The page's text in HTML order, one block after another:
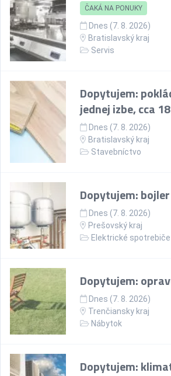
ČAKÁ NA PONUKY
Dnes (7. 8. 2026)
Bratislavský kraj
Servis
Dopytujem:
jednej izbe, cca
Dnes (7. 8. 2026)
Bratislavský kraj
Stavebníctvo
Dopytujem:
Dnes (7. 8. 2026)
Prešovský kraj
Elektrické spotrebiče
Dopytujem:
Dnes (7. 8. 2026)
Trenčiansky kraj
Nábytok
Dopytujem: